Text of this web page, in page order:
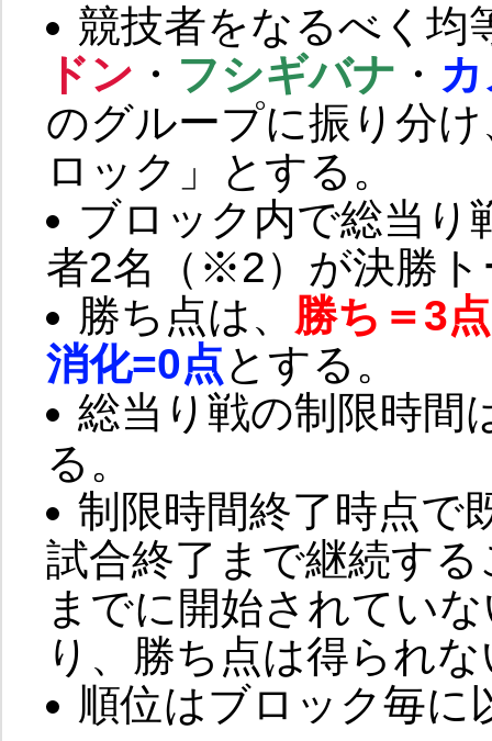
競技者をなるべく均
ドン ・ フシギバナ ・
のグループに振り分
ロック」とする。
ブロック内で総当り
者2名（※2）が決勝
勝ち点は、 勝ち＝3点
消化=0点とする。
総当り戦の制限時間
る。
制限時間終了時点で
試合終了まで継続す
までに開始されてい
り、勝ち点は得られ
順位はブロック毎に